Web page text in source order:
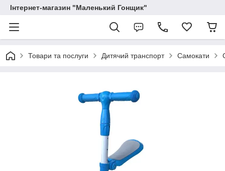
Інтернет-магазин "Маленький Гонщик"
Товари та послуги Дитячий транспорт Самокати